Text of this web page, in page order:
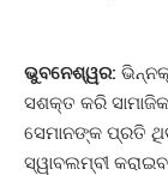
ଭୁବନେଶ୍ୱର:
ସଶକ୍ତ କରି
ସେମାନଙ୍କ ପ୍ରତି
ସ୍ୱାବଲମ୍ବୀ